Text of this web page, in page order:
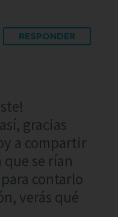
RESPONDER
gracias
a compartir
se rían
contarlo
verás qué